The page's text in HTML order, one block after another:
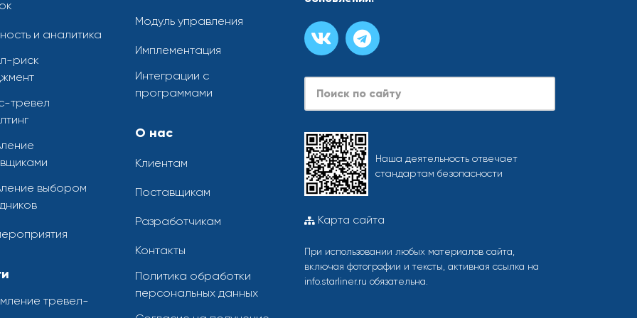
и аналитика
риск
тревел
выбором
тревел-
Модуль управления
Имплементация
Интеграции с
программами
О нас
Клиентам
Поставщикам
Разработчикам
Контакты
Политика обработки
персональных данных
Наша деятельность отвечает
стандартам безопасности
Карта сайта
При использовании любых материалов сайта,
включая фотографии и тексты, активная ссылка на
info.starliner.ru обязательна.